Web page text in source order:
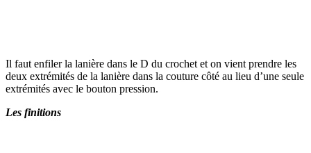
Il faut enfiler la lanière dans le D du crochet et on vient prendre les
deux extrémités de la lanière dans la couture côté au lieu d’une seule
extrémités avec le bouton pression.
Les finitions